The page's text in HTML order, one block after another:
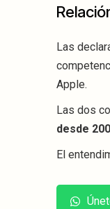
Las
Apple.
Las dos
desde
El